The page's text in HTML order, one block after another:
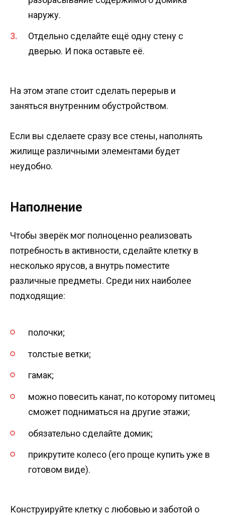
наружу.
Отдельно сделайте ещё одну стену с
дверью. И пока оставьте её.
На этом этапе стоит сделать перерыв и
заняться внутренним обустройством.
Если вы сделаете сразу все стены, наполнять
жилище различными элементами будет
неудобно.
Наполнение
Чтобы зверёк мог полноценно реализовать
потребность в активности, сделайте клетку в
несколько ярусов, а внутрь поместите
различные предметы. Среди них наиболее
подходящие:
полочки;
толстые ветки;
гамак;
можно повесить канат, по которому питомец
сможет подниматься на другие этажи;
обязательно сделайте домик;
прикрутите колесо (его проще купить уже в
готовом виде).
Конструируйте клетку с любовью и заботой о